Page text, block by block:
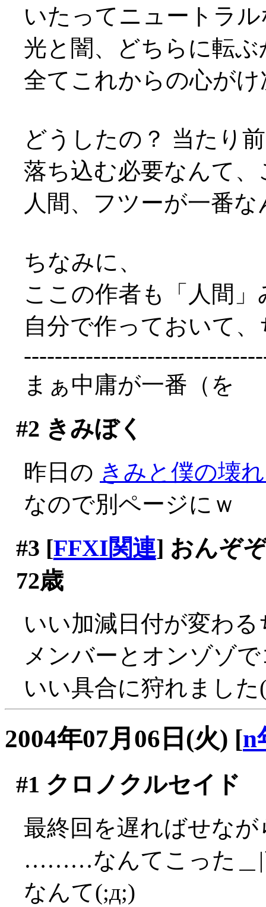
いたってニュートラ
光と闇、どちらに転ぶ
全てこれからの心が
どうしたの？ 当たり
落ち込む必要なんて
人間、フツーが一番
ちなみに、
ここの作者も「人間」
自分で作っておいて
まぁ中庸が一番（を
#2 きみぼく
昨日の きみと僕の壊
なので別ページにｗ
#3 [FFXI関連] おんぞ
72歳
いい加減日付が変わ
メンバーとオンゾゾ
いい具合に狩れまし
2004年07月06日(火) [n
#1 クロノクルセイド
最終回を遅ればせな
………なんてこった＿|
なんて(;д;)